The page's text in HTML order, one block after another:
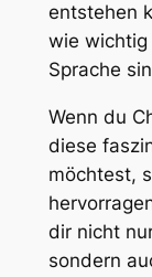
entstehen
wie wichtig
Sprache
Wenn du
diese
möchtest,
dir nicht
sondern